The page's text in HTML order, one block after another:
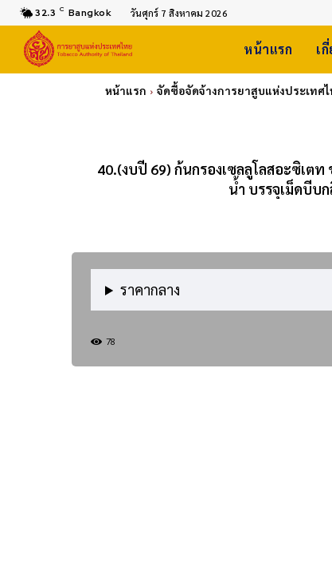
32.3 C Bangkok วันศุกร์ 7 สิงหาคม 2026
หน้าแรก เ
หน้าแรก จัดซื้อจัดจ้างการยาสูบแห่งประเทศ
40.(งบปี 69) ก้นกรองเซลลูโลสอะซิเต
น้ำ บรรจุเม็ดบีบ
ราคากลาง
78